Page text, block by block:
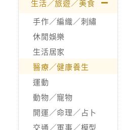
生活／旅遊／美食
手作／編織／刺繡
休閒娛樂
生活居家
醫療／健康養生
運動
動物／寵物
開運／命理／占卜
交通／軍事／模型